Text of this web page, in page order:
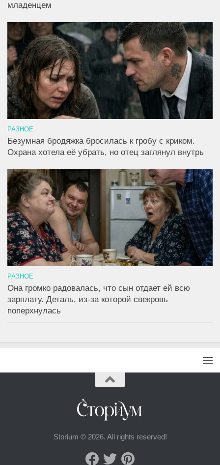
младенцем
РАЗНОЕ
Безумная бродяжка бросилась к гробу с криком.
Охрана хотела её убрать, но отец заглянул внутрь
РАЗНОЕ
Она громко радовалась, что сын отдает ей всю
зарплату. Деталь, из-за которой свекровь
поперхнулась
Storium © 2026. All rights reserved!